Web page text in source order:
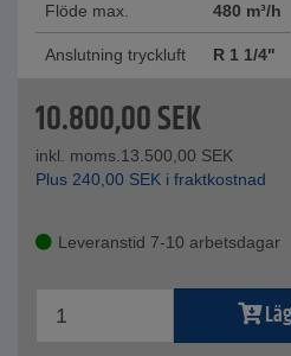
Flöde max. 480 m³/h
Anslutning tryckluft R 1 1/4"
10.800,00SEK
inkl. moms.13.500,00 SEK
Plus 240,00 SEK i fraktkostnad
Leveranstid 7-10 arbetsdagar